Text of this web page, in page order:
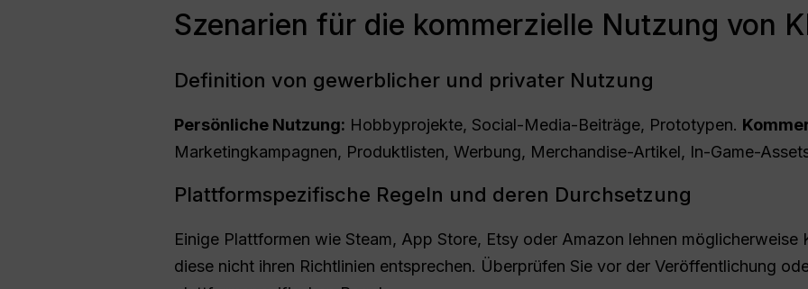
Szenarien für die kommerzielle Nutzung von
Definition von gewerblicher und privater Nutzung
Persönliche Nutzung: Hobbyprojekte, Social-Media-Beiträge, Prototypen.
Marketingkampagnen, Produktlisten, Werbung, Merchandise-Artikel, In-Game-
Plattformspezifische Regeln und deren Durchsetzung
Einige Plattformen wie Steam, App Store, Etsy oder Amazon lehnen möglicherweise
diese nicht ihren Richtlinien entsprechen. Überprüfen Sie vor der Veröffentlichung